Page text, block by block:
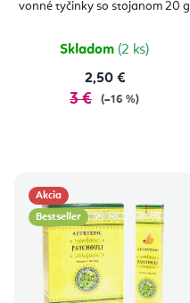
vonné tyčinky so stojanom 20 g
Skladom (2 ks)
2,50 €
3 € (–16 %)
Akcia
Bestseller